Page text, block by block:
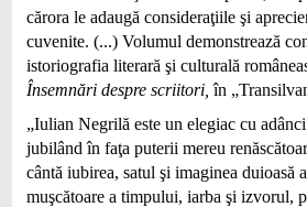
cărora le adaugă consideraţiile şi
cuvenite. (...) Volumul demonstrează
istoriografia literară şi culturală
Însemnări despre scriitori, în
„Iulian Negrilă este un elegiac cu
jubilând în faţa puterii mereu
cântă iubirea, satul şi imaginea duioasă
muşcătoare a timpului, iarba şi izvorul,